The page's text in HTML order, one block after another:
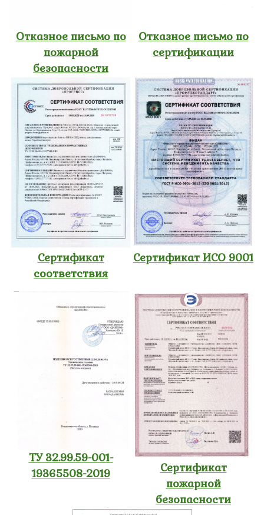
Отказное письмо по
пожарной
безопасности
Отказное письмо по
сертификации
Сертификат
соответствия
Сертификат ИСО 9001
ТУ 32.99.59-001-
19365508-2019
Сертификат
пожарной
безопасности